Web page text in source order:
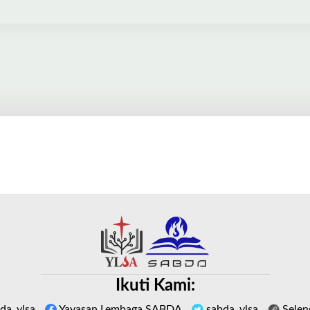
Ikuti Kami: